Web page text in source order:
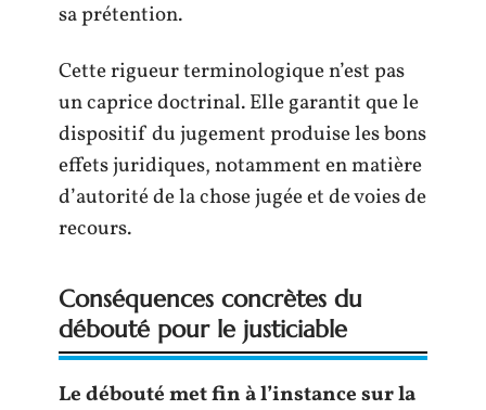
sa prétention.
Cette rigueur terminologique n’est pas
un caprice doctrinal. Elle garantit que le
dispositif du jugement produise les bons
effets juridiques, notamment en matière
d’autorité de la chose jugée et de voies de
recours.
Conséquences concrètes du
débouté pour le justiciable
Le débouté met fin à l’instance sur la